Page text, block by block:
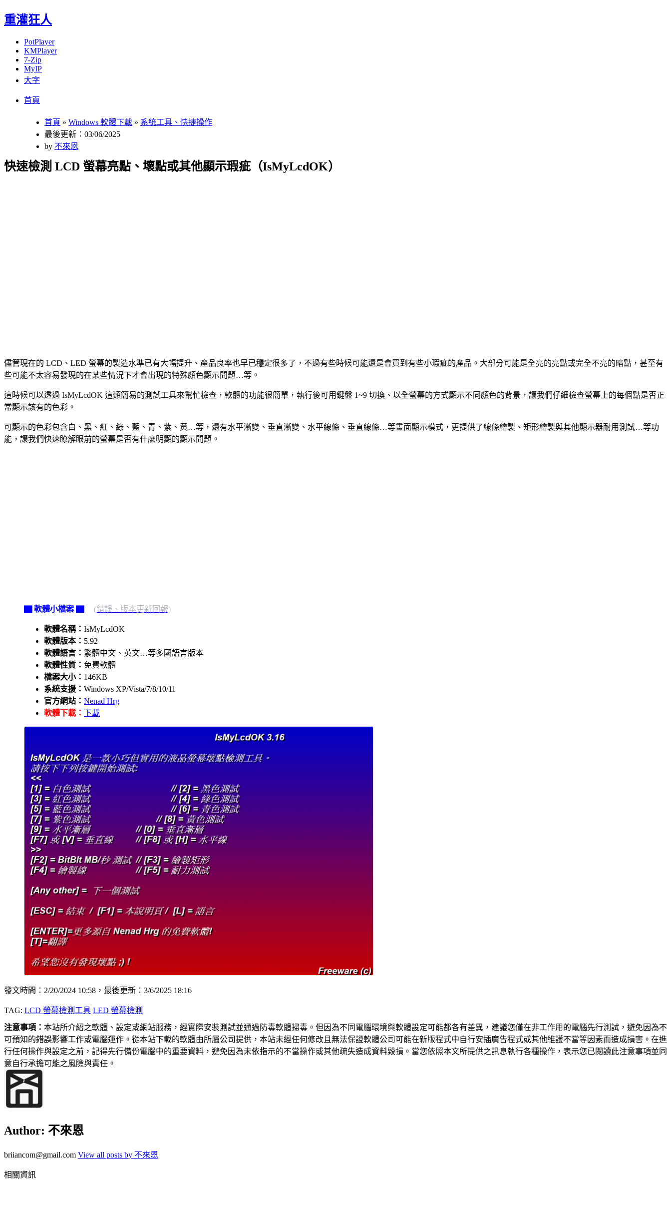
重灌狂人
PotPlayer
KMPlayer
7-Zip
MyIP
大字
首頁
首頁 » Windows 軟體下載 » 系統工具、快捷操作
最後更新：03/06/2025
by 不來恩
快速檢測 LCD 螢幕亮點、壞點或其他顯示瑕疵（IsMyLcdOK）
儘管現在的 LCD、LED 螢幕的製造水準已有大幅提升、產品良率也早已穩定很多了，不過有些時候可能還是會買到有些小瑕疵的產品。大部分可能是全亮的亮點或完全不亮的暗點，甚至有
些可能不太容易發現的在某些情況下才會出現的特殊顏色顯示問題…等。
這時候可以透過 IsMyLcdOK 這類簡易的測試工具來幫忙檢查，軟體的功能很簡單，執行後可用鍵盤 1~9 切換、以全螢幕的方式顯示不同顏色的背景，讓我們仔細檢查螢幕上的每個點是否正
常顯示該有的色彩。
可顯示的色彩包含白、黑、紅、綠、藍、青、紫、黃…等，還有水平漸變、垂直漸變、水平線條、垂直線條…等畫面顯示模式，更提供了線條繪製、矩形繪製與其他顯示器耐用測試…等功
能，讓我們快速瞭解眼前的螢幕是否有什麼明顯的顯示問題。
▇ 軟體小檔案 ▇ (錯誤、版本更新回報)
軟體名稱： IsMyLcdOK
軟體版本： 5.92
軟體語言： 繁體中文、英文…等多國語言版本
軟體性質： 免費軟體
檔案大小： 146KB
系統支援： Windows XP/Vista/7/8/10/11
官方網站： Nenad Hrg
軟體下載： 下載
發文時間：2/20/2024 10:58，最後更新：3/6/2025 18:16
TAG: LCD 螢幕檢測工具 LED 螢幕檢測
注意事項： 本站所介紹之軟體、設定或網站服務，經實際安裝測試並通過防毒軟體掃毒。但因為不同電腦環境與軟體設定可能都各有差異，建議您僅在非工作用的電腦先行測試，避免因為不
可預知的錯誤影響工作或電腦運作。從本站下載的軟體由所屬公司提供，本站未經任何修改且無法保證軟體公司可能在新版程式中自行安插廣告程式或其他維護不當等因素而造成損害。在進
行任何操作與設定之前，記得先行備份電腦中的重要資料，避免因為未依指示的不當操作或其他疏失造成資料毀損。當您依照本文所提供之訊息執行各種操作，表示您已閱讀此注意事項並同
意自行承擔可能之風險與責任。
Author: 不來恩
briiancom@gmail.com View all posts by 不來恩
相關資訊